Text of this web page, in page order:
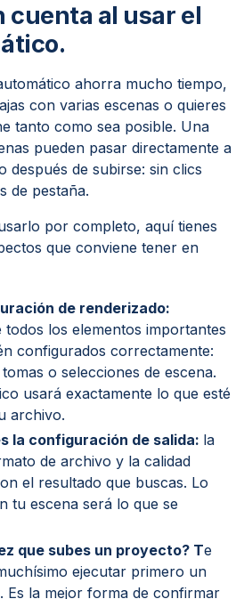
cuenta al usar el
ahorra mucho tiempo,
con varias escenas o quieres
tanto como sea posible. Una
pueden pasar directamente a
después de subirse: sin clics
de pestaña.
por completo, aquí tienes
que conviene tener en
de renderizado:
todos los elementos importantes
configurados correctamente:
o selecciones de escena.
usará exactamente lo que esté
archivo.
la configuración de salida: la
de archivo y la calidad
el resultado que buscas. Lo
tu escena será lo que se
que subes un proyecto? Te
ejecutar primero un
Es la mejor forma de confirmar